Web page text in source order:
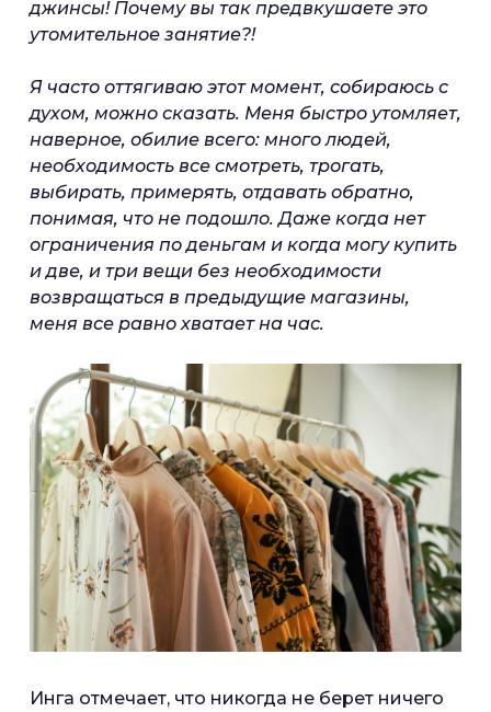
джинсы! Почему вы так предвкушаете это
утомительное занятие?!
Я часто оттягиваю этот момент, собираюсь с
духом, можно сказать. Меня быстро утомляет,
наверное, обилие всего: много людей,
необходимость все смотреть, трогать,
выбирать, примерять, отдавать обратно,
понимая, что не подошло. Даже когда нет
ограничения по деньгам и когда могу купить
и две, и три вещи без необходимости
возвращаться в предыдущие магазины,
меня все равно хватает на час.
Инга отмечает, что никогда не берет ничего